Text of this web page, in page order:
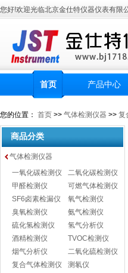
您好!欢迎光临北京金仕特仪器仪表有限
首页 产品中心
您的位置： 首页 >> 气体检测仪器 >> 复
商品分类
气体检测仪器
一氧化碳检测仪
二氧化碳检测仪
甲醛检测仪
可燃气体检测仪
SF6卤素检漏仪
氧气检测仪
臭氧检测仪
氨气检测仪
硫化氢检测仪
氢气分析仪
酒精检测仪
TVOC检测仪
烟气分析仪
二氧化硫检测仪
复合气体检测仪
测氡仪